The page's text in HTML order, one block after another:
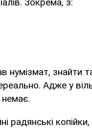
нумізмат, знайти
Адже у
немає.
радянські